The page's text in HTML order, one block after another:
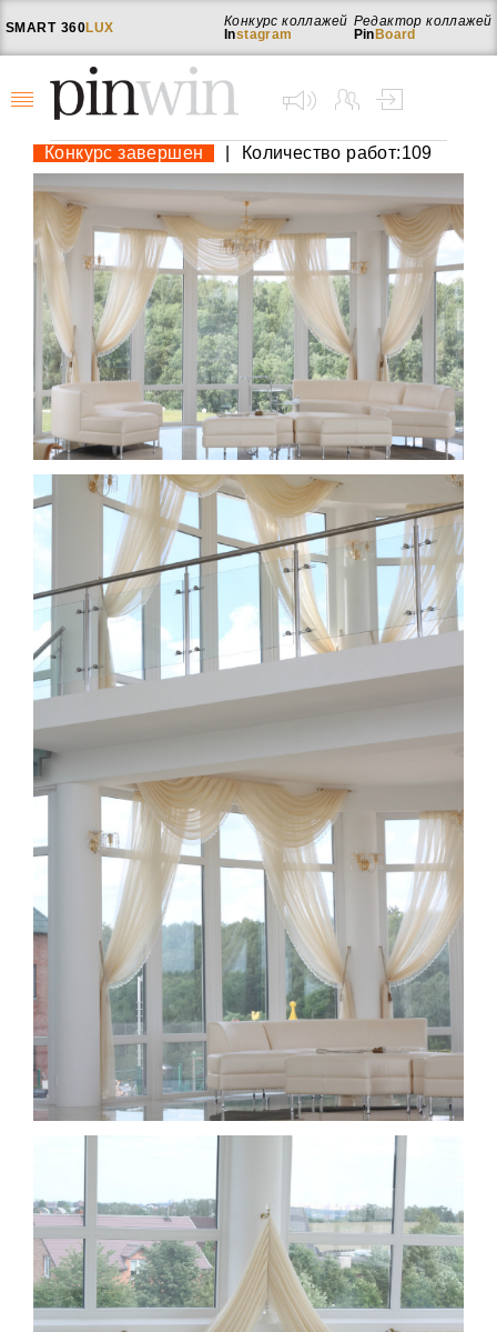
SMART 360LUX
Редактор коллажей
Pin Board
Конкурс коллажей
Instagram
Конкурс завершен Количество работ:109